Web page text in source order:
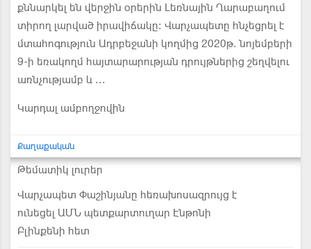
քննարկել են վերջին օրերին Լեռնային Ղարաբաղում
տիրող լարված իրավիճակը: Վարչապետը հնչեցրել է
մտահոգություն Ադրբեջանի կողմից 2020թ. նոյեմբերի
9-ի եռակողմ հայտարարության դրույթներից շեղվելու
առնչությամբ և ...
Կարդալ ամբողջովին
Քաղաքական
Թեմատիկ լուրեր
Վարչապետ Փաշինյանը հեռախոսազրույց է
ունեցել ԱՄՆ պետքարտուղար Էնթոնի
Բլինքենի հետ